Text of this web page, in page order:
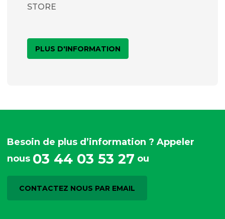
STORE
PLUS D'INFORMATION
Besoin de plus d’information ? Appeler
nous 03 44 03 53 27 ou
CONTACTEZ NOUS PAR EMAIL